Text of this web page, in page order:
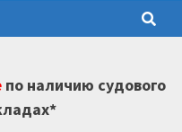
по наличию судового